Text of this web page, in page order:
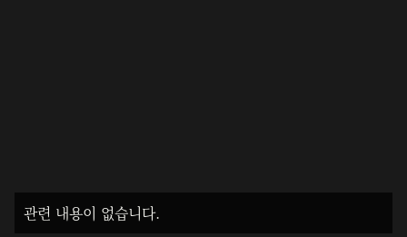
관련 내용이 없습니다.